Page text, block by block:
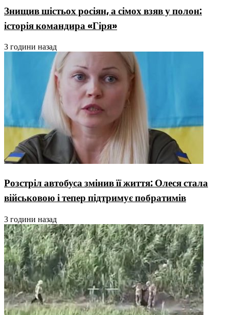
Знищив шістьох росіян, а сімох взяв у полон:
історія командира «Гіря»
3 години назад
Розстріл автобуса змінив її життя: Олеся стала
військовою і тепер підтримує побратимів
3 години назад